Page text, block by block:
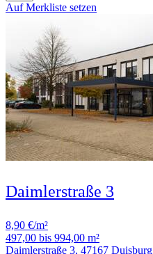
Auf Merkliste setzen
Daimlerstraße 3
8,90 €/m²
497,00 bis 994,00 m²
Daimlerstraße 3, 47167 Duisburg